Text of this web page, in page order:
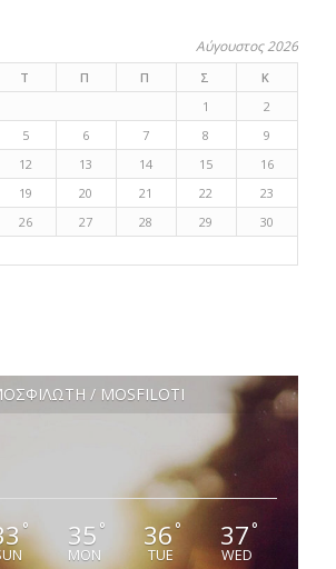
Αύγουστος 2026
Τ Π Π Σ
Κ
1
2
5 6 7 8
9
12 13 14 15
16
19 20 21 22
23
26 27 28 29
30
/ MOSFILOTI
° 35 °
MON
36 °
TUE
37°
WED